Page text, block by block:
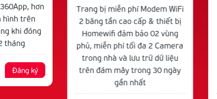
hơn
hình trên
khi đóng
tháng
Đăng ký
Trang bị miễn phí Modem WiFi
2 băng tần cao cấp & thiết bị
Homewifi đảm bảo 02 vùng
phủ, miễn phí tối đa 2 Camera
trong nhà và lưu trữ dữ liệu
trên đám mây trong 30 ngày
gần nhất